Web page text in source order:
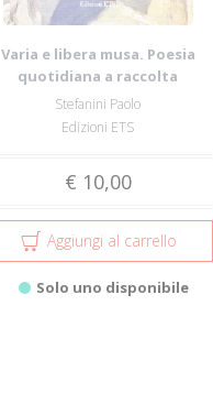
Varia e libera musa. Poesia
quotidiana a raccolta
Stefanini Paolo
Edizioni ETS
€ 10,00
Aggiungi al carrello
Solo uno disponibile